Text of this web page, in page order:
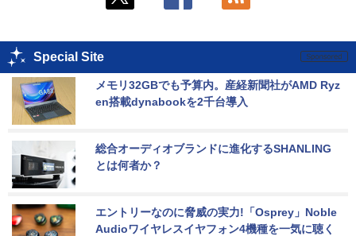
Special Site
メモリ32GBでも予算内。産経新聞社がAMD Ryz
en搭載dynabookを2千台導入
総合オーディオブランドに進化するSHANLING
とは何者か？
エントリーなのに脅威の実力!「Osprey」Noble
Audioワイヤレスイヤフォン4機種を一気に聴く